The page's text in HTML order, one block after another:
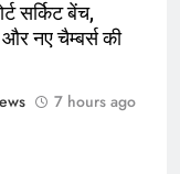
सर्किट बेंच,
और नए चैम्बर्स की
7 hours ago